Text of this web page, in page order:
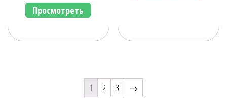
Просмотреть
1 2 3 →